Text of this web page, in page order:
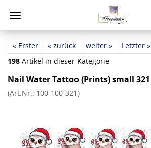
« Erster « zurück weiter »
Letzter »
198 Artikel in dieser Kategorie
Nail Water Tattoo (Prints) small 321
(Art.Nr.: 100-100-321)